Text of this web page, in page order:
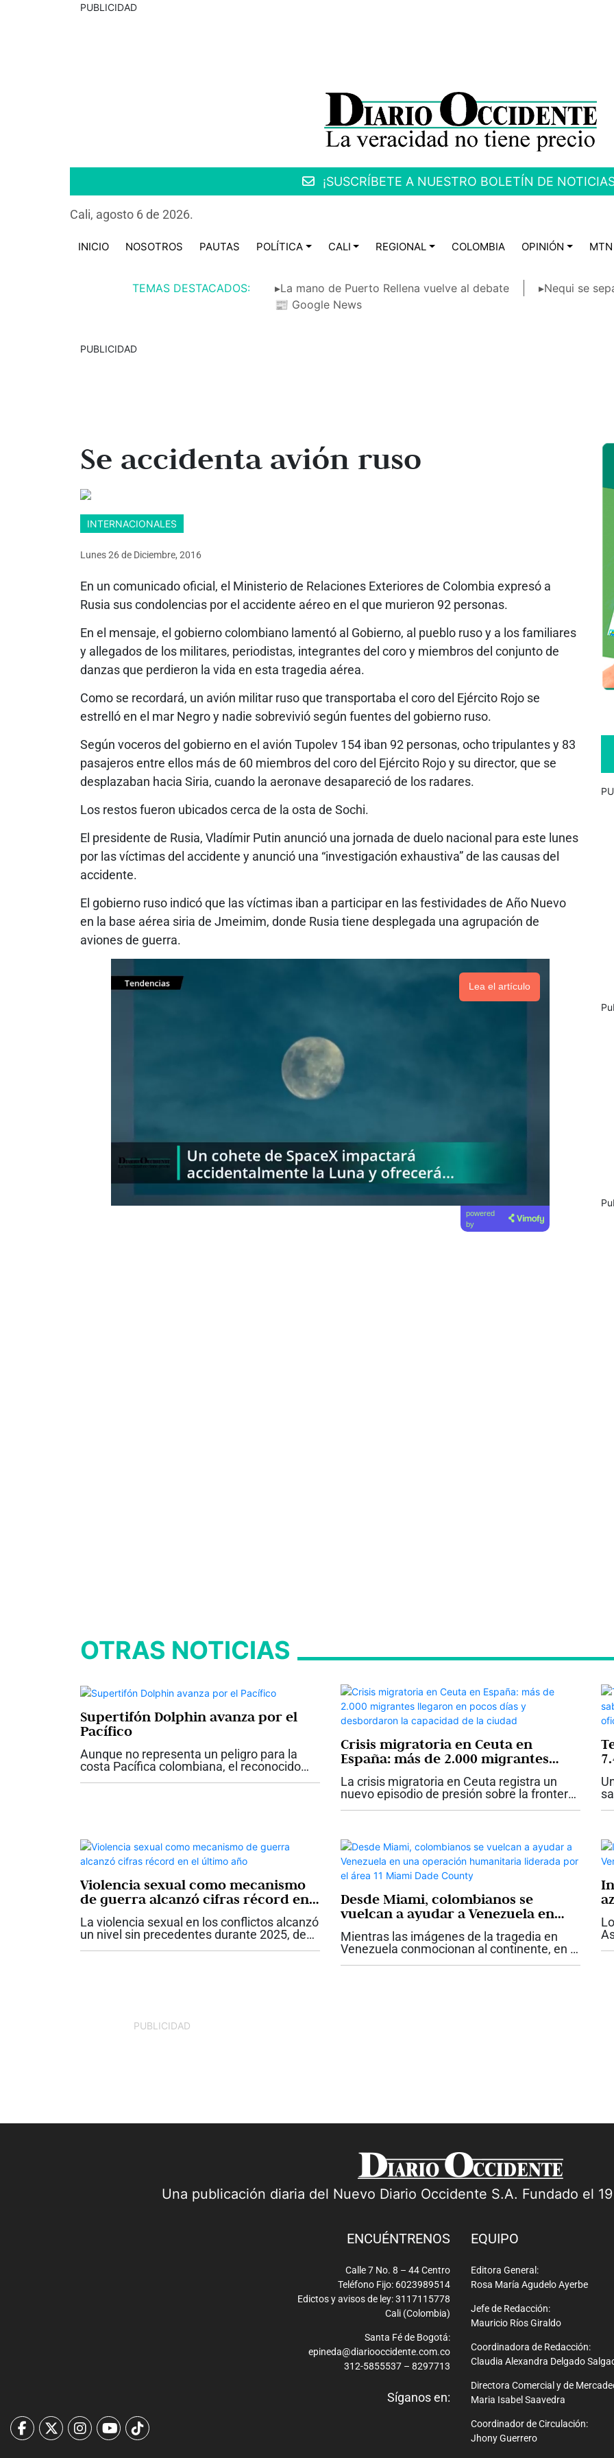
PUBLICIDAD
¡SUSCRÍBETE A NUESTRO BOLETÍN DE
Cali, agosto 6 de 2026.
INICIO NOSOTROS PAUTAS POLÍTICA CALI REGIONAL COLOMBIA OPINIÓN MTN
TEMAS DESTACADOS: ▸La mano de Puerto Rellena vuelve al debate
▸Nequi se
📰 Google News
PUBLICIDAD
Se accidenta avión ruso
INTERNACIONALES
Lunes 26de Diciembre, 2016
En un comunicado oficial, el Ministerio de Relaciones Exteriores de Colombia expresó a
Rusia sus condolencias por el accidente aéreo en el que murieron 92 personas.
En el mensaje, el gobierno colombiano lamentó al Gobierno, al pueblo ruso y a los familiares
y allegados de los militares, periodistas, integrantes del coro y miembros del conjunto de
danzas que perdieron la vida en esta tragedia aérea.
Como se recordará, un avión militar ruso que transportaba el coro del Ejército Rojo se
estrelló en el mar Negro y nadie sobrevivió según fuentes del gobierno ruso.
Según voceros del gobierno en el avión Tupolev 154 iban 92 personas, ocho tripulantes y 83
pasajeros entre ellos más de 60 miembros del coro del Ejército Rojo y su director, que se
desplazaban hacia Siria, cuando la aeronave desapareció de los radares.
Los restos fueron ubicados cerca de la osta de Sochi.
El presidente de Rusia, Vladímir Putin anunció una jornada de duelo nacional para este lunes
por las víctimas del accidente y anunció una “investigación exhaustiva” de las causas del
accidente.
El gobierno ruso indicó que las víctimas iban a participar en las festividades de Año Nuevo
en la base aérea siria de Jmeimim, donde Rusia tiene desplegada una agrupación de
aviones de guerra.
Lea el artículo
powered
by
OTRAS NOTICIAS
Supertifón Dolphin avanza por el
Pacífico
Aunque no representa un peligro para la
costa Pacífica colombiana, el reconocido
Crisis migratoria en Ceuta en
España: más de 2.000 migrantes
llegaron en pocos días y
desbordaron la capacidad de la
ciudad
La crisis migratoria en Ceuta registra un
nuevo episodio de presión sobre la frontera
española después de que, en poco más de
a
Violencia sexual como mecanismo
de guerra alcanzó cifras récord en
el último año
La violencia sexual en los conflictos alcanzó
un nivel sin precedentes durante 2025, de
acuerdo con el más reciente informe del
Desde Miami, colombianos se
vuelcan a ayudar a Venezuela en
una operación humanitaria
liderada por el área 11 Miami Dade
County
Mientras las imágenes de la tragedia en
Venezuela conmocionan al continente, en el
sur de la Florida comenzó a escribirse otra
PUBLICIDAD
Una publicación diaria del Nuevo Diario Occidente S.A. Fundado el
ENCUÉNTRENOS
Calle 7 No. 8 – 44 Centro
Teléfono Fijo: 6023989514
Edictos y avisos de ley: 3117115778
Cali (Colombia)
Santa Fé de Bogotá:
epineda@diariooccidente.com.co
312-5855537 – 8297713
Síganos en:
EQUIPO
Editora General:
Rosa María Agudelo Ayerbe
Jefe de Redacción:
Mauricio Ríos Giraldo
Coordinadora de Redacción:
Claudia Alexandra Delgado
Directora Comercial y de
Maria Isabel Saavedra
Coordinador de Circulación:
Jhony Guerrero